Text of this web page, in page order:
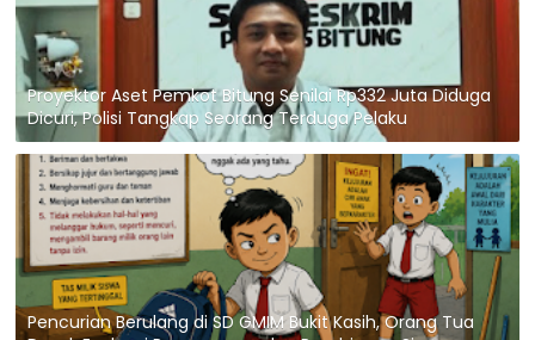
Proyektor Aset Pemkot Bitung Senilai Rp332 Juta Diduga
Dicuri, Polisi Tangkap Seorang Terduga Pelaku
Pencurian Berulang di SD GMIM Bukit Kasih, Orang Tua